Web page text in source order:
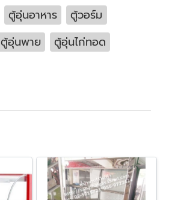
ตู้อุ่นอาหาร
ตู้วอร์ม
ตู้อุ่นพาย
ตู้อุ่นไก่ทอด